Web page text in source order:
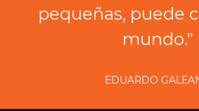
pequeñas, puede
mundo."
EDUARDO